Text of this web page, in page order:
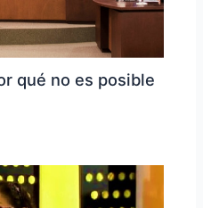
qué no es posible